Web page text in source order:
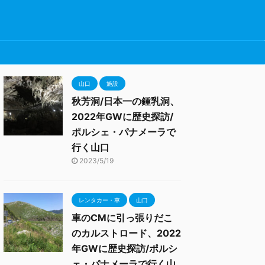
山口 施設
秋芳洞/日本一の鍾乳洞、
2022年GWに歴史探訪/
ポルシェ・パナメーラで
行く山口
2023/5/19
レンタカー・車 山口
車のCMに引っ張りだこ
のカルストロード、2022
年GWに歴史探訪/ポルシ